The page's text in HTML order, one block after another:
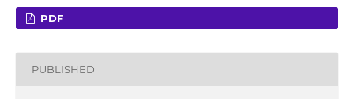
PDF
PUBLISHED